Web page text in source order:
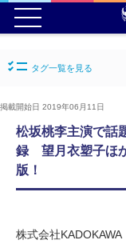
タグ一覧を見る
掲載開始日 2019年06月11日
松坂桃李主演で話
録 望月衣塑子ほ
版！
株式会社